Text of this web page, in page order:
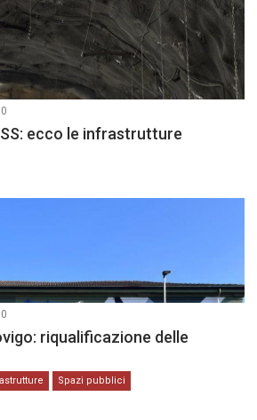
0
ecco le infrastrutture
0
riqualificazione delle
Spazi pubblici